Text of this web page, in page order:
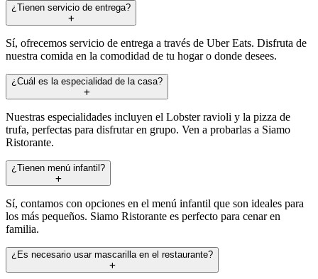
¿Tienen servicio de entrega?
Sí, ofrecemos servicio de entrega a través de Uber Eats. Disfruta de
nuestra comida en la comodidad de tu hogar o donde desees.
¿Cuál es la especialidad de la casa?
Nuestras especialidades incluyen el Lobster ravioli y la pizza de
trufa, perfectas para disfrutar en grupo. Ven a probarlas a Siamo
Ristorante.
¿Tienen menú infantil?
Sí, contamos con opciones en el menú infantil que son ideales para
los más pequeños. Siamo Ristorante es perfecto para cenar en
familia.
¿Es necesario usar mascarilla en el restaurante?